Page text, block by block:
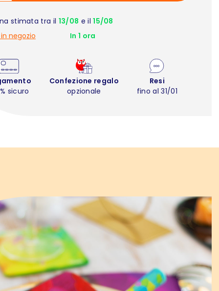
stimata tra il 13/08 e il15/08
negozio
In 1 ora
sicuro
Confezione regalo
opzionale
Resi
fino al 31/01